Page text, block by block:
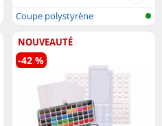
Coupe polystyrène
NOUVEAUTÉ
-42 %